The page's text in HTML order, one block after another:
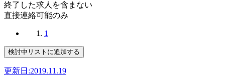
終了した求人を含まない
直接連絡可能のみ
1
更新日:2019.11.19